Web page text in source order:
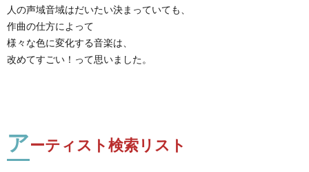
人の声域音域はだいたい決まっていても、
作曲の仕方によって
様々な色に変化する音楽は、
改めてすごい！って思いました。
アーティスト検索リスト